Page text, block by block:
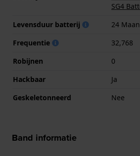
SG4
Levensduur batterij
24
Frequentie
32,768
Robijnen
0
Hackbaar
Ja
Geskeletonneerd
Nee
Band informatie